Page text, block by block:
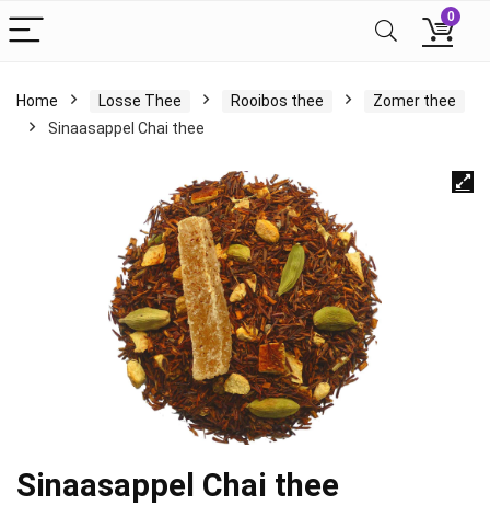
0
Home Losse Thee Rooibos thee
Zomer thee
Sinaasappel Chai thee
Sinaasappel Chai thee